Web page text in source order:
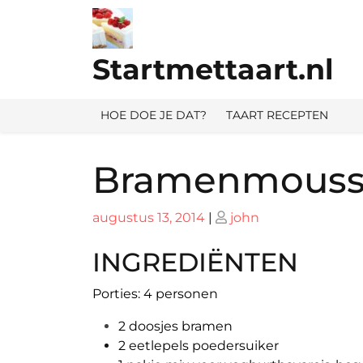
Startmettaart.nl
HOE DOE JE DAT? TAART RECEPTEN
Geplaatst
augustus 13, 2014 | Geplaatst
john
INGREDIËNTEN
Porties: 4 personen
2 doosjes bramen
2 eetlepels poedersuiker